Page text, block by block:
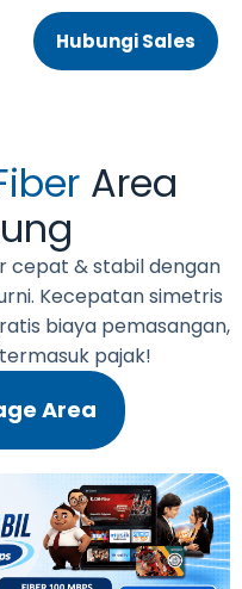
Hubungi Sales
Area
cepat & stabil dengan
Kecepatan simetris
biaya pemasangan,
pajak!
Area